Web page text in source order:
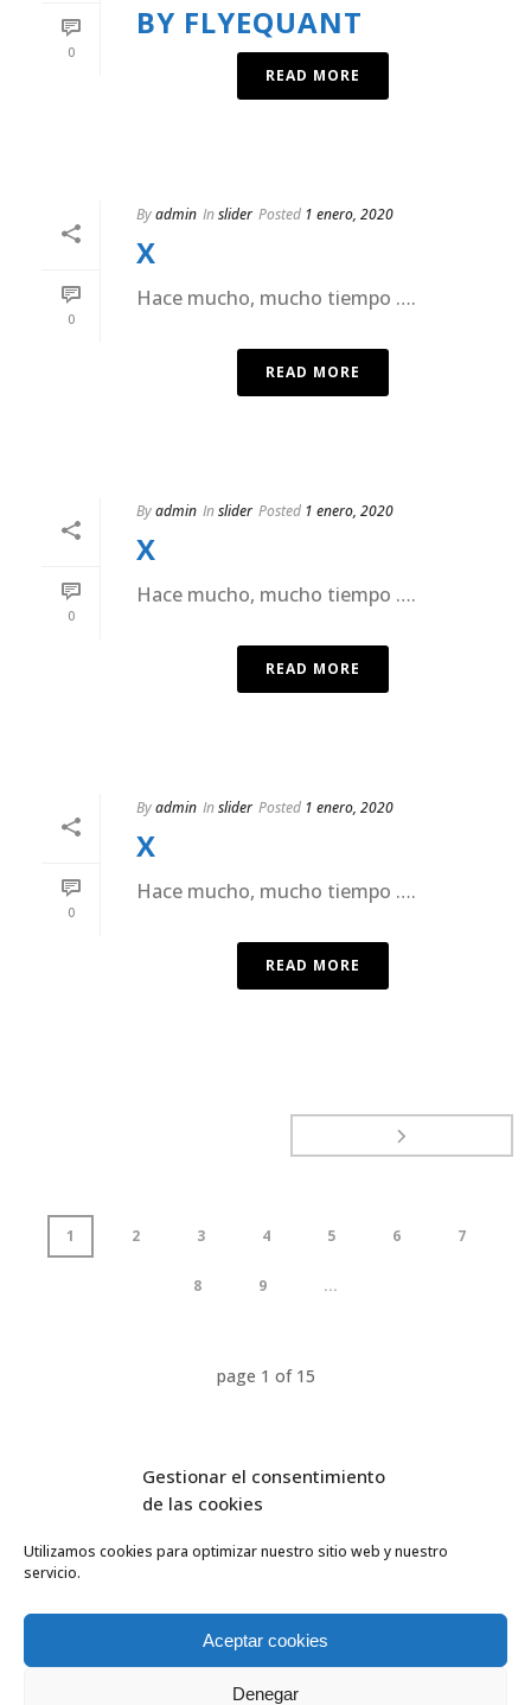
Gestionar el consentimiento
de las cookies
Utilizamos cookies para optimizar nuestro sitio web y nuestro
servicio.
Aceptar cookies
Denegar
0
BY FLYEQUANT
READ MORE
0
Byadmin Inslider Posted 1 enero, 2020
X
Hace mucho, mucho tiempo ….
READ MORE
0
Byadmin Inslider Posted 1 enero, 2020
X
Hace mucho, mucho tiempo ….
READ MORE
0
Byadmin Inslider Posted 1 enero, 2020
X
Hace mucho, mucho tiempo ….
READ MORE
1 2 3 4 5 6 7
8 9 ...
page 1 of 15
INICIO
SERVICIOS
ESCUELA DE VUELO
NOSOTROS